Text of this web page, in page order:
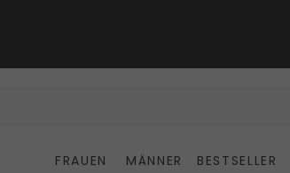
FRAUEN MÄNNER BESTSELLER